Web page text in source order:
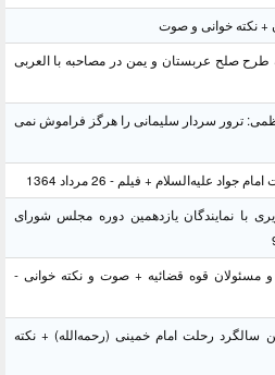
+ نکته خوانی و صوت
طرح صلح عربستان و یمن در مصاحبه با العربی
ترور سردار سلیمانی را هرگز فراموش نمی
علیه‌السلام + فیلم - 26 مرداد 1364
با نمایندگان یازدهمین دوره مجلس شورای
و مسئولان قوه قضائیه + صوت و نکته خوانی -
سالگرد رحلت امام خمینی (رحمه‌الله) + نکته